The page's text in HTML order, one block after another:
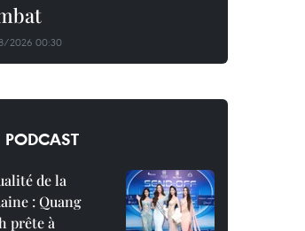
2026 00:30
PODCAST
de la
: Quang
prête à